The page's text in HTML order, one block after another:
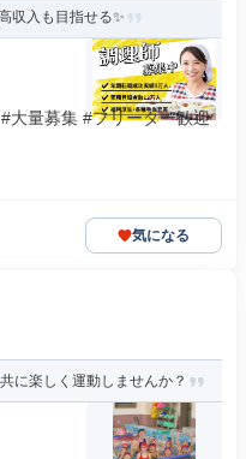
収入も目指せる✨
大量募集 #フリーター歓迎
気になる
に楽しく運動しませんか？